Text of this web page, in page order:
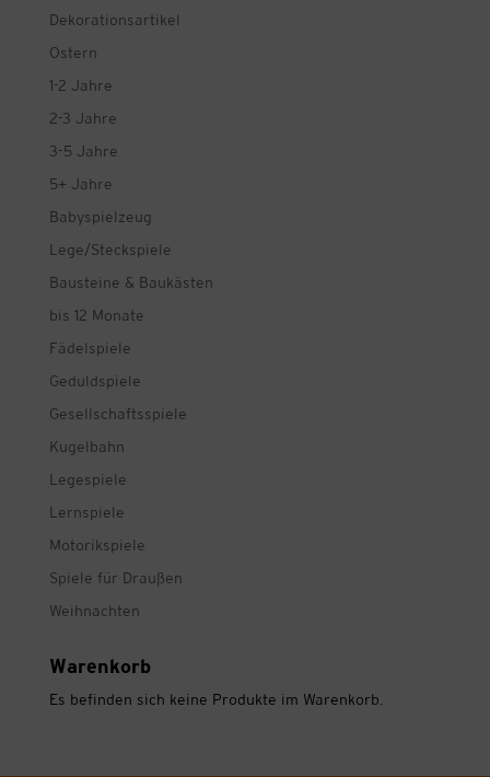
Dekorationsartikel
Ostern
1-2 Jahre
2-3 Jahre
3-5 Jahre
5+ Jahre
Babyspielzeug
Lege/Steckspiele
Bausteine & Baukästen
bis 12 Monate
Fädelspiele
Geduldspiele
Gesellschaftsspiele
Kugelbahn
Legespiele
Lernspiele
Motorikspiele
Spiele für Draußen
Weihnachten
Warenkorb
Es befinden sich keine Produkte im Warenkorb.